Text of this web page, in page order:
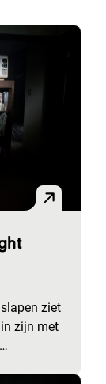
ziet
zijn met